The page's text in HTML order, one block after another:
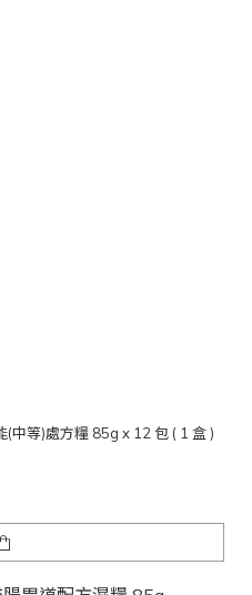
中等)處方糧 85g x 12 包 ( 1 盒 )